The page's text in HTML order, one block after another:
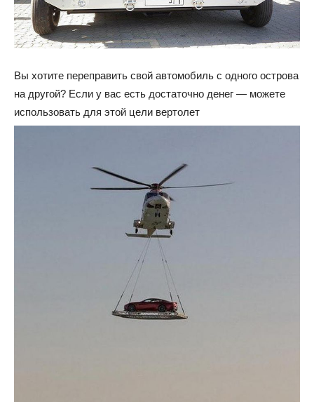
Вы хотите переправить свой автомобиль с одного острова
на другой? Если у вас есть достаточно денег — можете
использовать для этой цели вертолет